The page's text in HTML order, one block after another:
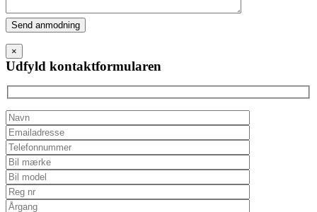
Please
leave
this
field
empty.
×
Udfyld kontaktformularen